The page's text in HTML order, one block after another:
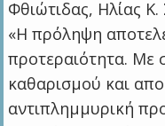
Φθιώτιδας, Ηλίας Κ.
«Η πρόληψη
προτεραιότητα. Με
καθαρισμού και
αντιπλημμυρική